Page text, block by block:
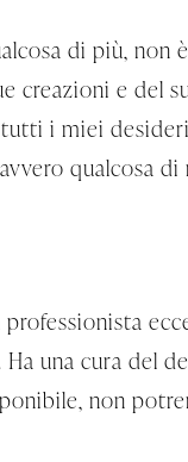
di più, non
creazioni e del
i miei
qualcosa
una cura del
non